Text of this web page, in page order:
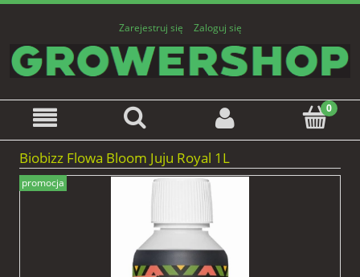
Zarejestruj się Zaloguj się
Biobizz Flowa Bloom Juju Royal 1L
promocja